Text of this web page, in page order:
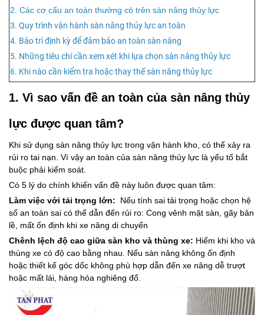
2. Các cơ cấu an toàn thường có trên sàn nâng thủy lực
3. Quy trình vận hành sàn nâng thủy lực an toàn
4. Bảo trì định kỳ để đảm bảo an toàn sàn nâng
5. Những tiêu chí cần xem xét khi lựa chọn sàn nâng thủy lực
6. Khi nào cần kiểm tra hoặc thay thế sàn nâng thủy lực
1. Vì sao vấn đề an toàn của sàn nâng thủy
lực được quan tâm?
Khi sử dụng sàn nâng thủy lực trong vận hành kho, có thể xảy ra
rủi ro tai nạn. Vì vậy an toàn của sàn nâng thủy lực là yếu tố bắt
buộc phải kiểm soát.
Có 5 lý do chính khiến vấn đề này luôn được quan tâm:
Làm việc với tải trọng lớn:
Nếu tính sai tải trọng hoặc chọn hệ
số an toàn sai có thể dẫn đến rủi ro: Cong vênh mặt sàn, gãy bản
lề, mất ổn định khi xe nâng di chuyển
Chênh lệch độ cao giữa sàn kho và thùng xe: Hiếm khi kho và
thùng xe có độ cao bằng nhau. Nếu sàn nâng không ổn định
hoặc thiết kế góc dốc không phù hợp dẫn đến xe nâng dễ trượt
hoặc mất lái, hàng hóa nghiêng đổ.